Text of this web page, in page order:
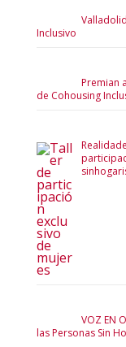
Inclusivo
Premian
de Cohousing
VOZ EN
las Personas Sin